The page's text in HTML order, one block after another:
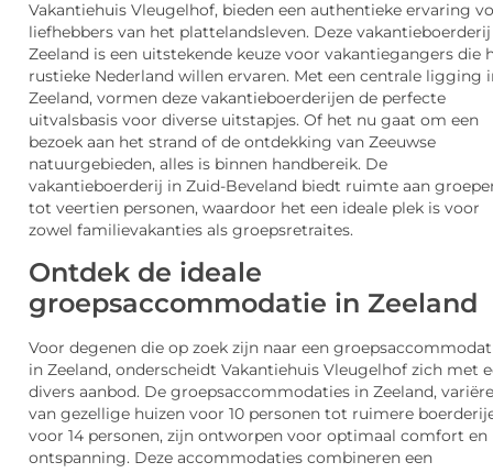
Vakantiehuis Vleugelhof, bieden een authentieke ervaring
liefhebbers van het plattelandsleven. Deze
Zeeland is een uitstekende keuze voor vakantiegangers die
rustieke Nederland willen ervaren. Met een centrale ligging
Zeeland, vormen deze vakantieboerderijen de perfecte
uitvalsbasis voor diverse uitstapjes. Of het nu gaat om een
bezoek aan het strand of de ontdekking van Zeeuwse
natuurgebieden, alles is binnen handbereik. De
vakantieboerderij in Zuid-Beveland biedt ruimte aan
tot veertien personen, waardoor het een ideale plek is voor
zowel familievakanties als groepsretraites.
Ontdek de ideale
groepsaccommodatie in Zeeland
Voor degenen die op zoek zijn naar een
in Zeeland, onderscheidt Vakantiehuis Vleugelhof zich met
divers aanbod. De groepsaccommodaties in Zeeland,
van gezellige huizen voor 10 personen tot ruimere
voor 14 personen, zijn ontworpen voor optimaal comfort en
ontspanning. Deze accommodaties combineren een